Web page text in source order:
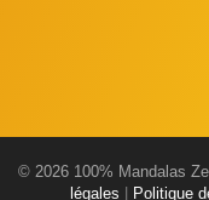
© 2026 100% Mandalas
légales
Politique